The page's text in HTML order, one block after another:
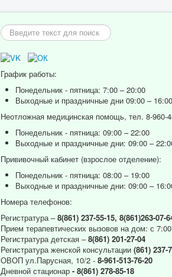
Искать...
График работы:
Понедельник - пятница: 7:00 – 20:00
Выходные и праздничные дни 09:00 – 16:00
Неотложная медицинская помощь, тел. 8-960-
Понедельник - пятница: 09:00 – 22:00
Выходные и праздничные дни: 09:00 –
Прививочный кабинет (взрослое отделение):
Понедельник - пятница: 08:00 – 19:00
Выходные и праздничные дни: 09:00 –
Номера телефонов:
Регистратура –8(861) 237-55-15, 8(861)263-07-
Прием терапевтических вызовов на дом: с
Регистратура детская –8(861) 201-27-04
Регистратура женской консультации (861) 237-
ОВОП ул.Парусная, 10/2 - 8-961-513-76-20
Дневной стационар - 8(861) 278-85-18